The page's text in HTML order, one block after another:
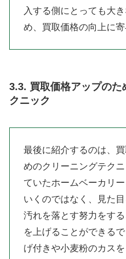
入する側にとっても大
め、買取価格の向上に寄
3.3. 買取価格アップのた
クニック
最後に紹介するのは、
めのクリーニングテク
ていたホームベーカリ
いくのではなく、見た目
汚れを落とす努力をす
を上げることができる
げ付きや小麦粉のカス